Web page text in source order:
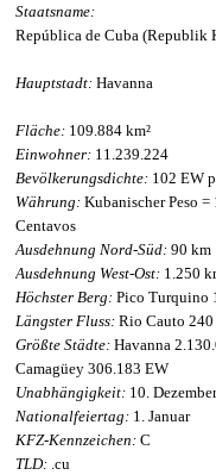
Staatsname:
República de Cuba (Republik
Hauptstadt: Havanna
Fläche: 109.884 km²
Einwohner: 11.239.224
Bevölkerungsdichte: 102 EW
Währung: Kubanischer Peso
Centavos
Ausdehnung Nord-Süd: 90 km
Ausdehnung West-Ost: 1.250
Höchster Berg: Pico Turquino
Längster Fluss: Rio Cauto
Größte Städte: Havanna
Camagüey 306.183 EW
Unabhängigkeit: 10.
Nationalfeiertag: 1. Januar
KFZ-Kennzeichen: C
TLD: .cu